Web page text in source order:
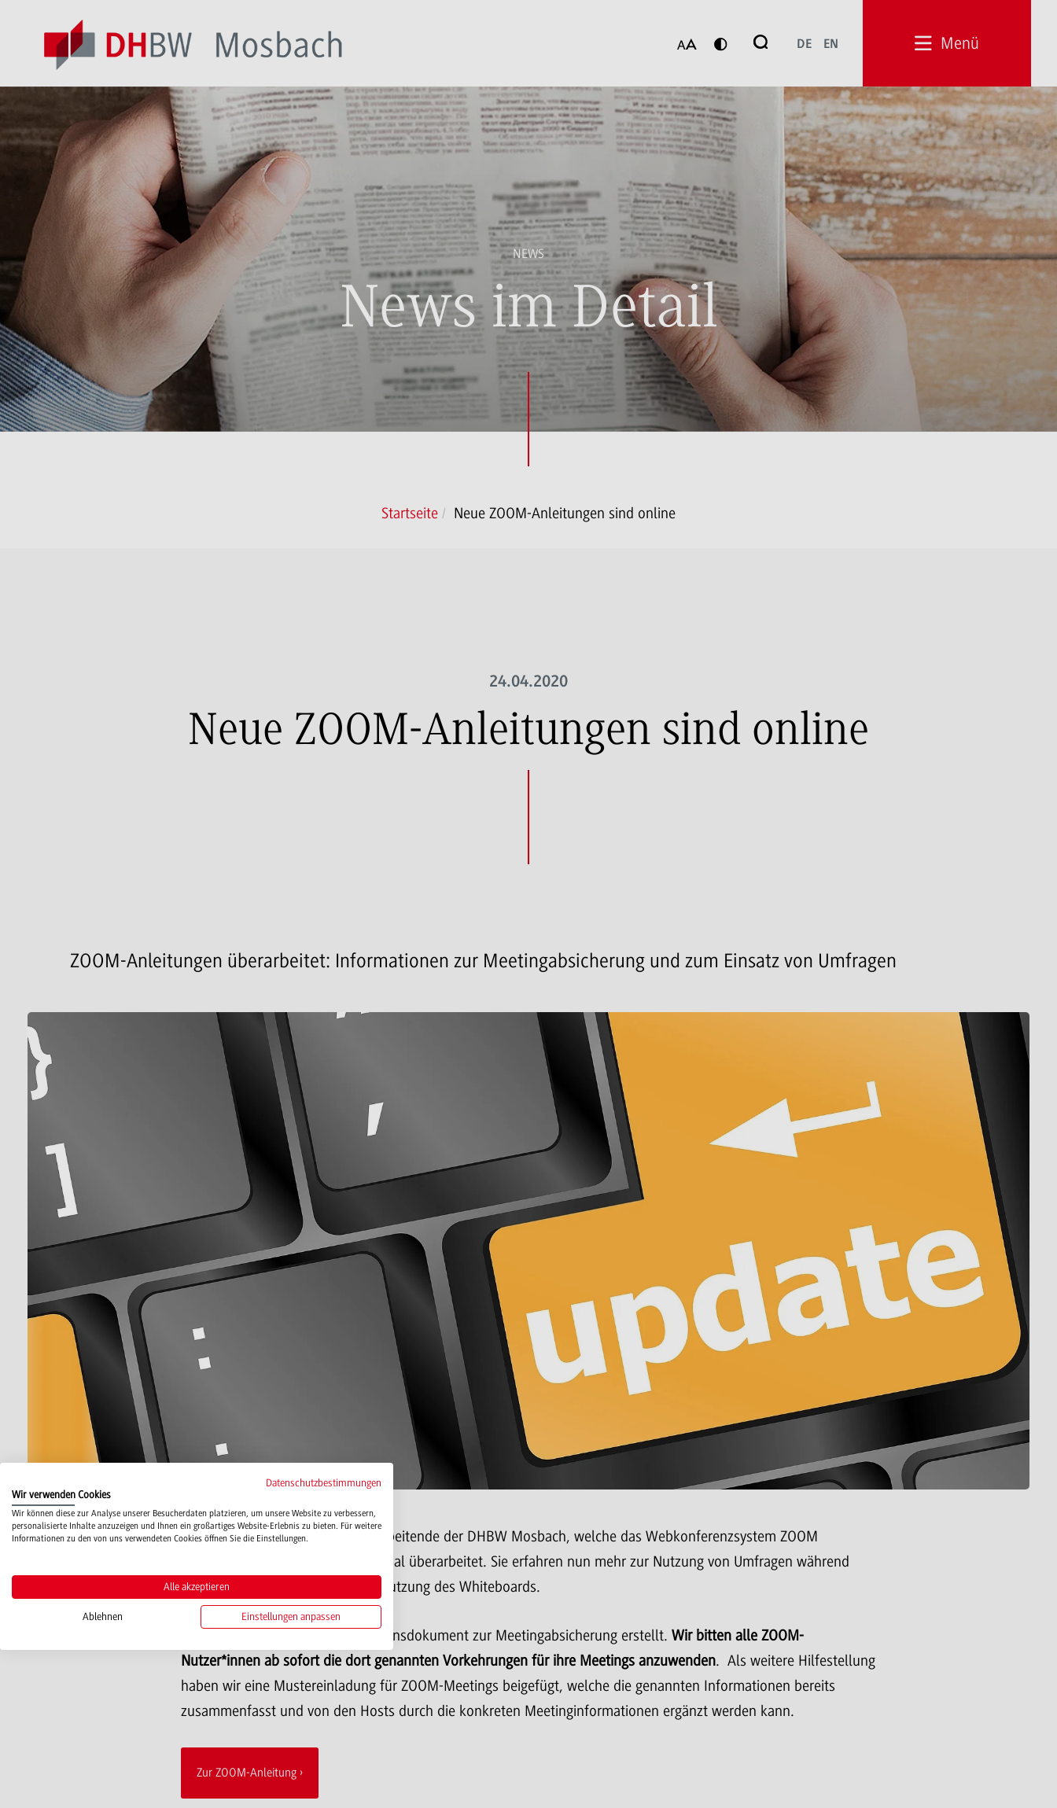
Suche
DE EN Menü
NEWS
News im Detail
Startseite Neue ZOOM-Anleitungen sind online
24.04.2020
Neue ZOOM-Anleitungen sind online
ZOOM-Anleitungen überarbeitet: Informationen zur Meetingabsicherung und zum Einsatz von Umfragen
Wir haben für Lehrende und Mitarbeitende der DHBW Mosbach, welche das Webkonferenzsystem ZOOM
einsetzen, die Anleitung noch einmal überarbeitet. Sie erfahren nun mehr zur Nutzung von Umfragen während
eines ZOOM-Meetings sowie zur Nutzung des Whiteboards.
Weiterhin haben wir ein Informationsdokument zur Meetingabsicherung erstellt. Wir bitten alle ZOOM-
Nutzer*innen ab sofort die dort genannten Vorkehrungen für ihre Meetings anzuwenden. Als weitere Hilfestellung
haben wir eine Mustereinladung für ZOOM-Meetings beigefügt, welche die genannten Informationen bereits
zusammenfasst und von den Hosts durch die konkreten Meetinginformationen ergänzt werden kann.
Zur ZOOM-Anleitung
Datenschutzbestimmungen
Wir verwenden Cookies
Wir können diese zur Analyse unserer Besucherdaten platzieren, um unsere Website zu verbessern,
personalisierte Inhalte anzuzeigen und Ihnen ein großartiges Website-Erlebnis zu bieten. Für weitere
Informationen zu den von uns verwendeten Cookies öffnen Sie die Einstellungen.
Alle akzeptieren
Ablehnen Einstellungen anpassen